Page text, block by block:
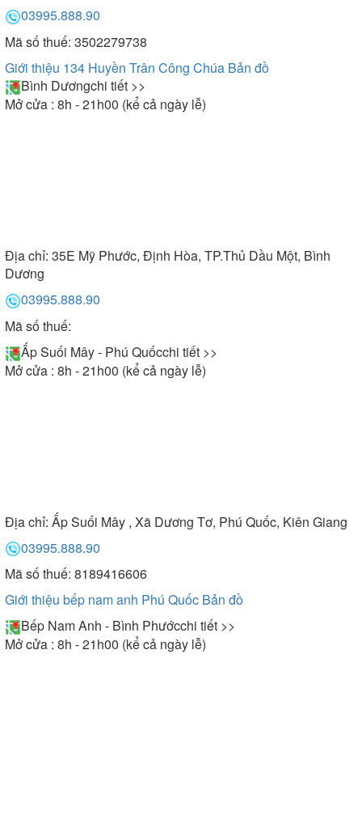
03995.888.90
Mã số thuế: 3502279738
Giới thiệu 134 Huyền Trân Công Chúa Bản đồ
Bình Dươngchi tiết >>
Mở cửa : 8h - 21h00 (kể cả ngày lễ)
Địa chỉ: 35E Mỹ Phước, Định Hòa, TP.Thủ Dầu Một, Bình
Dương
03995.888.90
Mã số thuế:
Ấp Suối Mây - Phú Quốcchi tiết >>
Mở cửa : 8h - 21h00 (kể cả ngày lễ)
Địa chỉ: Ấp Suối Mây , Xã Dương Tơ, Phú Quốc, Kiên Giang
03995.888.90
Mã số thuế: 8189416606
Giới thiệu bếp nam anh Phú Quốc Bản đồ
Bếp Nam Anh - Bình Phướcchi tiết >>
Mở cửa : 8h - 21h00 (kể cả ngày lễ)